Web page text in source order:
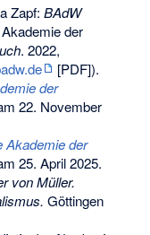
Zapf:BAdW
der
. 2022,
[PDF]).
der
22. November
Akademie der
25. April 2025.
von Müller.
Göttingen